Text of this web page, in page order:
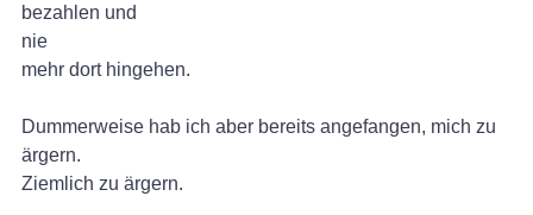
bezahlen und
nie
mehr dort hingehen.
Dummerweise hab ich aber bereits angefangen, mich zu
ärgern.
Ziemlich zu ärgern.